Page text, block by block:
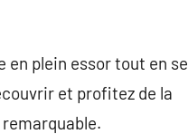
en plein essor tout en se
et profitez de la